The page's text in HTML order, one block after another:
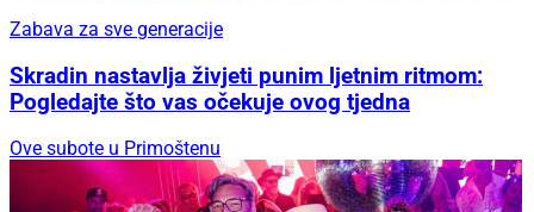
Zabava za sve generacije
Skradin nastavlja živjeti punim ljetnim ritmom:
Pogledajte što vas očekuje ovog tjedna
Ove subote u Primoštenu